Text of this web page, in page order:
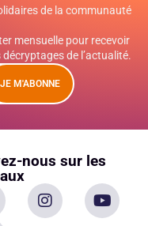
de la communauté
mensuelle pour recevoir
de l’actualité.
JE M'ABONNE
nous sur les